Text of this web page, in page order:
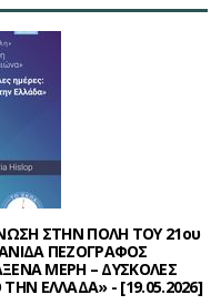
ΣΤΗΝ ΠΟΛΗ ΤΟΥ 21ου
ΠΕΖΟΓΡΑΦΟΣ
ΜΕΡΗ – ΔΥΣΚΟΛΕΣ
ΕΛΛΑΔΑ» - [19.05.2026]